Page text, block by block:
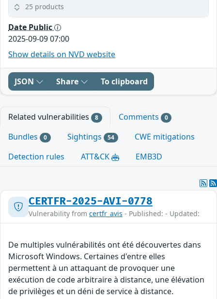
25 products
Date Public
2025-09-09 07:00
Show details on NVD website
JSON Share To clipboard
Related vulnerabilities 8 Comments 0
Bundles 0 Sightings 54
CWE mitigations
Detection rules
ATT&CK EMB3D
CERTFR-2025-AVI-0778
Vulnerability from certfr_avis - Published: - Updated:
De multiples vulnérabilités ont été découvertes dans
Microsoft Windows. Certaines d'entre elles
permettent à un attaquant de provoquer une
exécution de code arbitraire à distance, une élévation
de privilèges et un déni de service à distance.